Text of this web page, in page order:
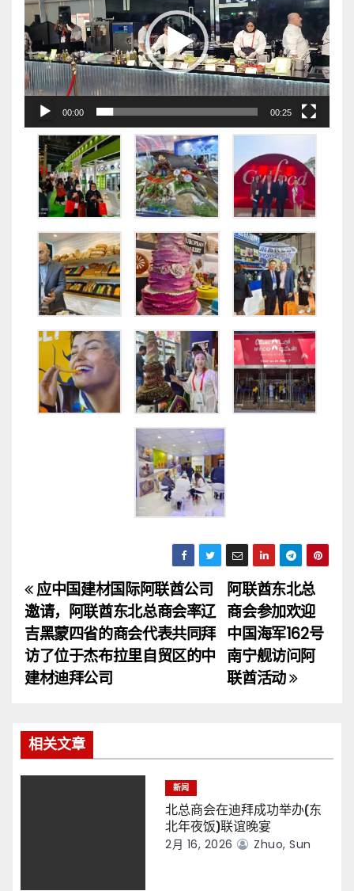
播
放
器
00:00 00:25
文
章
导
阿联酋东北总
商会参加欢迎
中国海军162号
南宁舰访问阿
联酋活动
应中国建材国际阿联酋公司
邀请，阿联酋东北总商会率辽
吉黑蒙四省的商会代表共同拜
访了位于杰布拉里自贸区的中
建材迪拜公司
相关文章
新闻
北总商会在迪拜成功举办(东
北年夜饭)联谊晚宴
2月 16, 2026 Zhuo, Sun